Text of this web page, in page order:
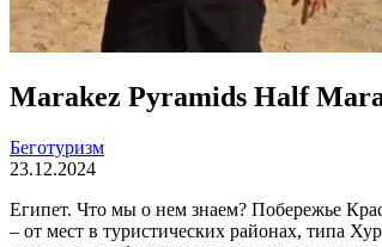
Marakez Pyramids Half
Беготуризм
23.12.2024
Египет. Что мы о нем знаем? Побережье
– от мест в туристических районах, типа